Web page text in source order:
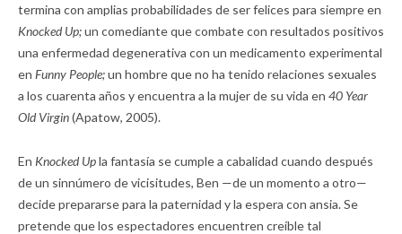
termina con amplias probabilidades de ser felices para siempre en
Knocked Up;un comediante que combate con resultados positivos
una enfermedad degenerativa con un medicamento experimental
en Funny People;un hombre que no ha tenido relaciones sexuales
a los cuarenta años y encuentra a la mujer de su vida en 40 Year
Old Virgin(Apatow, 2005).
En Knocked Upla fantasía se cumple a cabalidad cuando después
de un sinnúmero de vicisitudes, Ben —de un momento a otro—
decide prepararse para la paternidad y la espera con ansia. Se
pretende que los espectadores encuentren creíble tal